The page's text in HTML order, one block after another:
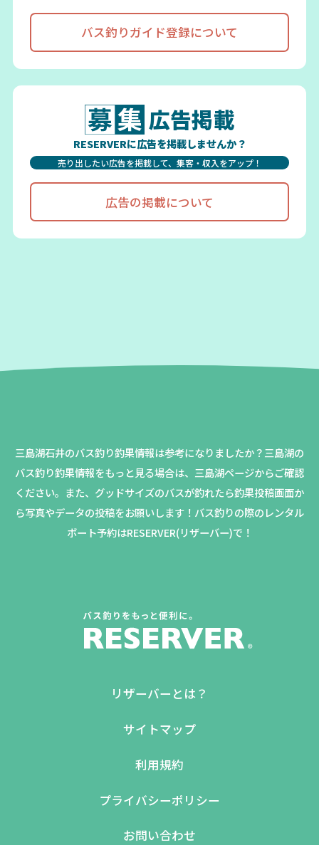
バス釣りガイド登録について
広告掲載
RESERVERに広告を掲載しませんか？
売り出したい広告を掲載して、集客・収入をアップ！
広告の掲載について
三島湖石井のバス釣り釣果情報は参考になりましたか？三島湖の
バス釣り釣果情報をもっと見る場合は、三島湖ページからご確認
ください。 また、グッドサイズのバスが釣れたら釣果投稿画面か
ら写真やデータの投稿をお願いします！バス釣りの際のレンタル
ボート予約はRESERVER(リザーバー)で！
リザーバーとは？
サイトマップ
利用規約
プライバシーポリシー
お問い合わせ